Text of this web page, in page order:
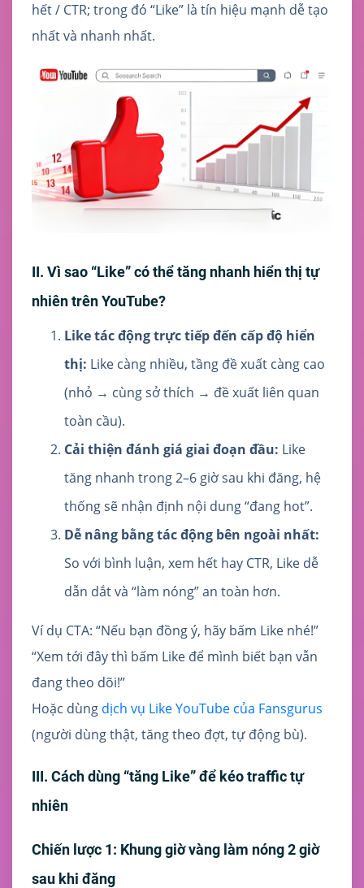
hết / CTR; trong đó “Like” là tín hiệu mạnh dễ tạo
nhất và nhanh nhất.
II. Vì sao “Like” có thể tăng nhanh hiển thị tự
nhiên trên YouTube?
Like tác động trực tiếp đến cấp độ hiển
thị: Like càng nhiều, tầng đề xuất càng cao
(nhỏ → cùng sở thích → đề xuất liên quan
toàn cầu).
Cải thiện đánh giá giai đoạn đầu: Like
tăng nhanh trong 2–6 giờ sau khi đăng, hệ
thống sẽ nhận định nội dung “đang hot”.
Dễ nâng bằng tác động bên ngoài nhất:
So với bình luận, xem hết hay CTR, Like dễ
dẫn dắt và “làm nóng” an toàn hơn.
Ví dụ CTA: “Nếu bạn đồng ý, hãy bấm Like nhé!”
“Xem tới đây thì bấm Like để mình biết bạn vẫn
đang theo dõi!”
Hoặc dùng dịch vụ Like YouTube của Fansgurus
(người dùng thật, tăng theo đợt, tự động bù).
III. Cách dùng “tăng Like” để kéo traffic tự
nhiên
Chiến lược 1: Khung giờ vàng làm nóng 2 giờ
sau khi đăng